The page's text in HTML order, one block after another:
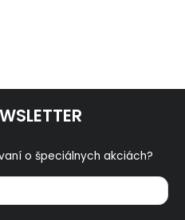
o špeciálnych akciách?